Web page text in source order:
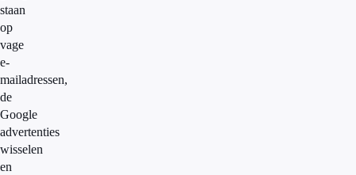
staan
op
vage
e-
mailadressen,
de
Google
advertenties
wisselen
en